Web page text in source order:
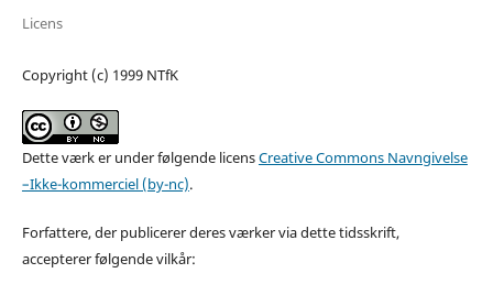
Licens
Copyright (c) 1999 NTfK
Dette værk er under følgende licensCreative Commons Navngivelse
–Ikke-kommerciel (by-nc).
Forfattere, der publicerer deres værker via dette tidsskrift,
accepterer følgende vilkår: